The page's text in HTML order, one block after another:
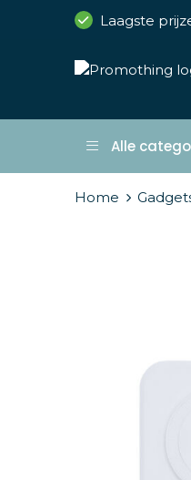
Laagste
Alle
Home